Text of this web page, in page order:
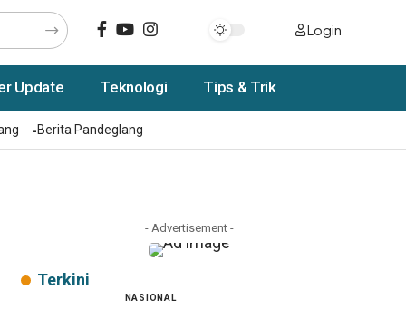
Login
Update Teknologi Tips & Trik
Berita Pandeglang
- Advertisement -
Terkini
NASIONAL